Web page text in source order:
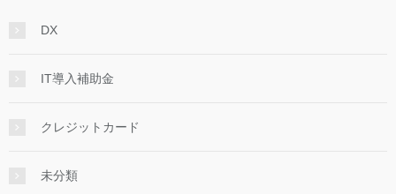
DX
IT導入補助金
クレジットカード
未分類